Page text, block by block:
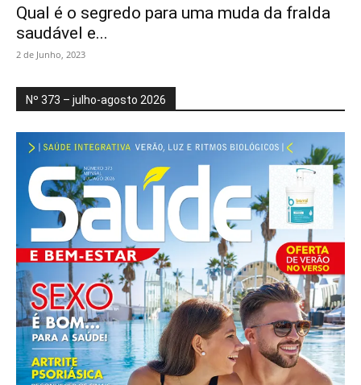
Qual é o segredo para uma muda da fralda
saudável e...
2 de Junho, 2023
Nº 373 – julho-agosto 2026